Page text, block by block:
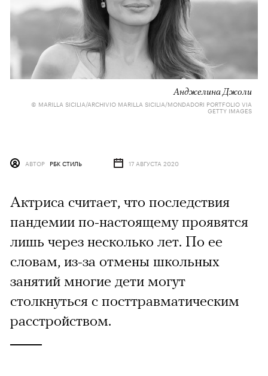
Анджелина Джоли
© MARILLA SICILIA/ARCHIVIO MARILLA SICILIA/MONDADORI PORTFOLIO VIA
GETTY IMAGES
АВТОР РБК СТИЛЬ 17 АВГУСТА 2020
Актриса считает, что последствия
пандемии по-настоящему проявятся
лишь через несколько лет. По ее
словам, из-за отмены школьных
занятий многие дети могут
столкнуться с посттравматическим
расстройством.